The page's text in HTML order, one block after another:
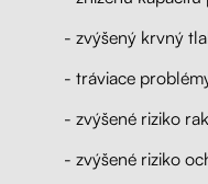
- zvýšený krvný
- tráviace
- zvýšené riziko
- zvýšené riziko